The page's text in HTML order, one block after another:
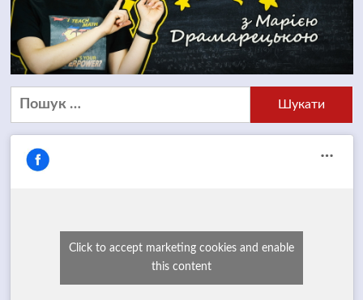
Пошук:
Click to accept marketing cookies and enable
this content